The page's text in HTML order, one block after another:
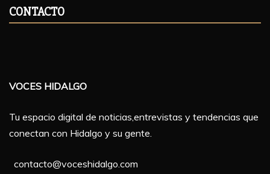
CONTACTO
VOCES HIDALGO
Tu espacio digital de noticias,entrevistas y tendencias que
conectan con Hidalgo y su gente.
contacto@voceshidalgo.com